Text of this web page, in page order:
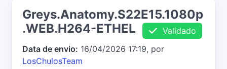
Greys.Anatomy.S22E15.1080p
.WEB.H264-ETHEL
Validado
Data de envio: 16/04/2026 17:19, por
LosChulosTeam